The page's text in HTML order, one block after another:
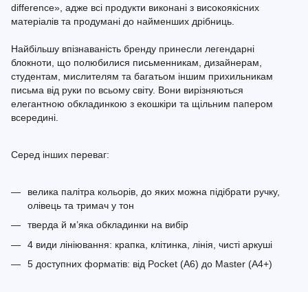
difference», адже всі продукти виконані з високоякісних
матеріалів та продумані до найменших дрібниць.
Найбільшу впізнаваність бренду принесли легендарні
блокноти, що полюбилися письменникам, дизайнерам,
студентам, мислителям та багатьом іншим прихильникам
письма від руки по всьому світу. Вони вирізняються
елегантною обкладинкою з екошкіри та щільним папером
всередині.
Серед інших переваг:
велика палітра кольорів, до яких можна підібрати ручку,
олівець та тримач у тон
тверда й м’яка обкладинки на вибір
4 види лініювання: крапка, клітинка, лінія, чисті аркуші
5 доступних форматів: від Pocket (A6) до Master (A4+)